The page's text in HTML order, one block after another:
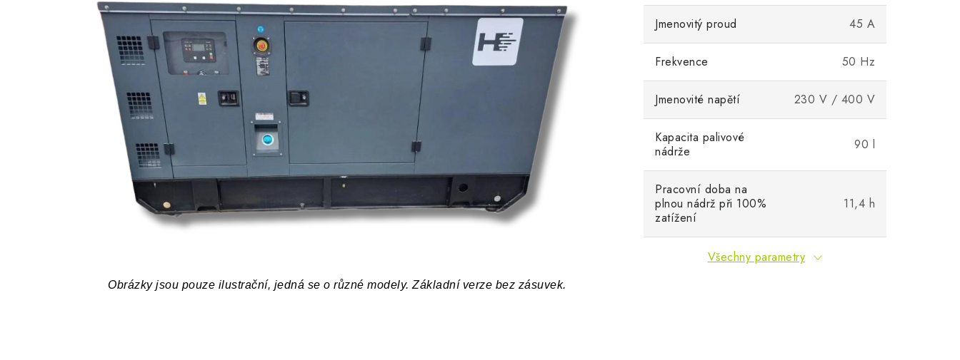
Obrázky jsou pouze ilustrační, jedná se o různé modely. Základní verze bez zásuvek.
Jmenovitý proud 45 A
Frekvence 50 Hz
Jmenovité napětí 230 V / 400 V
Kapacita palivové
nádrže
90 l
Pracovní doba na
plnou nádrž při 100%
zatížení
11,4 h
Všechny parametry